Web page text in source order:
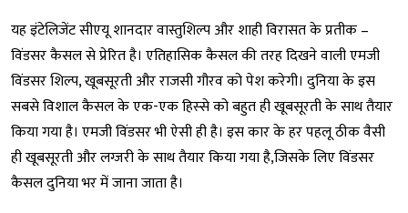
यह इंटेलिजेंट सीएयू शानदार वास्तुशिल्प और शाही विरासत के प्रतीक –
विंडसर कैसल से प्रेरित है। एतिहासिक कैसल की तरह दिखने वाली एमजी
विंडसर शिल्प, खूबसूरती और राजसी गौरव को पेश करेगी। दुनिया के इस
सबसे विशाल कैसल के एक-एक हिस्‍से को बहुत ही खूबसूरती के साथ तैयार
किया गया है। एमजी विंडसर भी ऐसी ही है। इस कार के हर पहलू ठीक वैसी
ही खूबसूरती और लग्जरी के साथ तैयार किया गया है,जिसके लिए विंडसर
कैसल दुनिया भर में जाना जाता है।